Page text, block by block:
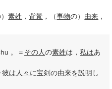
素姓 ，背景 ，（事物の） 由来 ，
。＝ その人の素姓は， 私はあ
彼は 人々 に宝剣の由来を説明 し